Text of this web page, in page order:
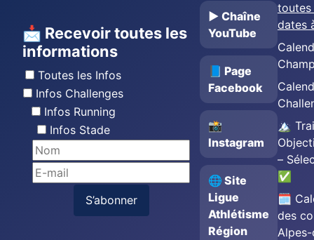
📩 Recevoir toutes les
informations
Toutes les Infos
Infos Challenges
Infos Running
Infos Stade
S’abonner
▶️ Chaîne
YouTube
📘 Page
Facebook
📸
Instagram
🌐 Site
Ligue
Athlétisme
Région
toutes
dates
🏔️
–
✅
🗓️
des